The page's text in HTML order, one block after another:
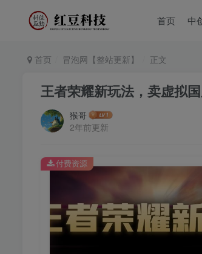
首页 中
首页 冒泡网【整站更新】 正文
王者荣耀新玩法，卖虚拟
猴哥
2年前更新
付费资源